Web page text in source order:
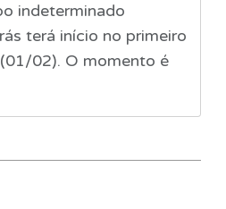
indeterminado
terá início no primeiro
02). O momento é